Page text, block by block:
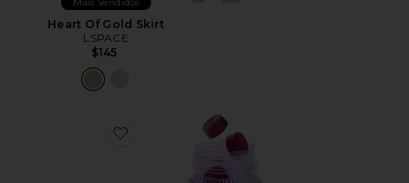
Heart Of Gold Skirt
LSPACE
$145
Favorite VITAMINA EM GOMA CHILL